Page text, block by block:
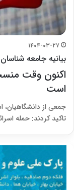
۱۴۰۴-۰۳-۲۷
بیانیه جامعه
اکنون وقت
است
جمعی از دانشگاهیان،
تاکید کردند: حمله